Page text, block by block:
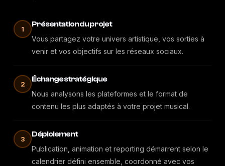
1
Présentation du projet
Vous partagez votre univers artistique, vos sorties à
venir et vos objectifs sur les réseaux sociaux.
2
Échange stratégique
Nous analysons les plateformes et le format de
contenu les plus adaptés à votre projet musical.
3
Déploiement
Publication, animation et reporting démarrent selon le
calendrier défini ensemble, coordonné avec vos